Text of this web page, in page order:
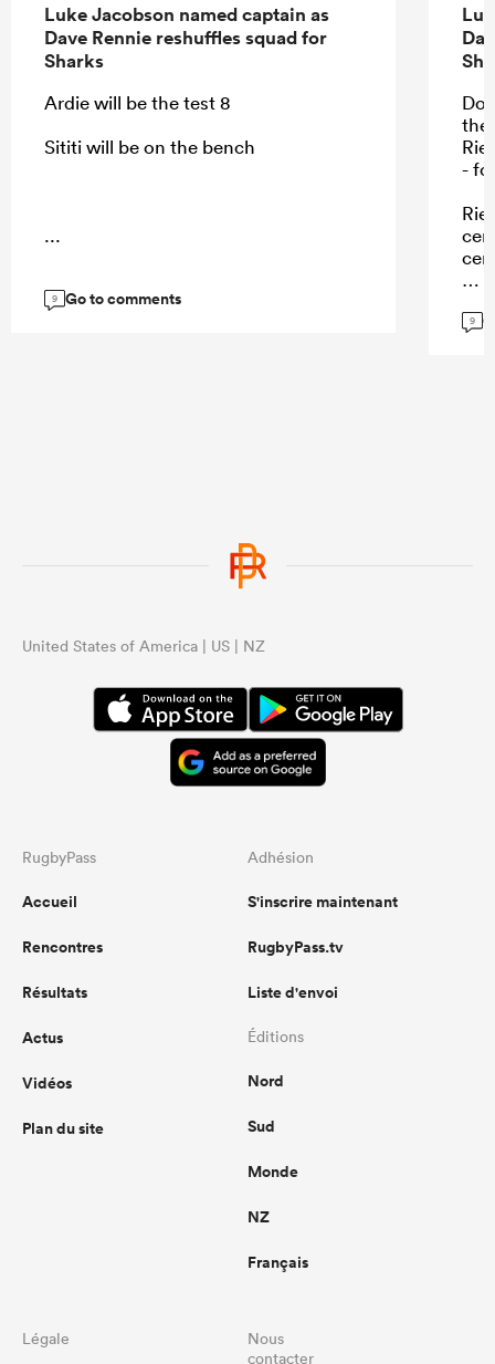
Luke Jacobson named captain as
Dave Rennie reshuffles squad for
Sharks
Ardie will be the test 8
Sititi will be on the bench
...
9 Go to comments
the
-
9
United States of America | US | NZ
RugbyPass
Accueil
Rencontres
Résultats
Actus
Vidéos
Plan du site
Adhésion
S'inscrire maintenant
RugbyPass.tv
Liste d'envoi
Éditions
Nord
Sud
Monde
NZ
Français
Légale
Nous
contacter